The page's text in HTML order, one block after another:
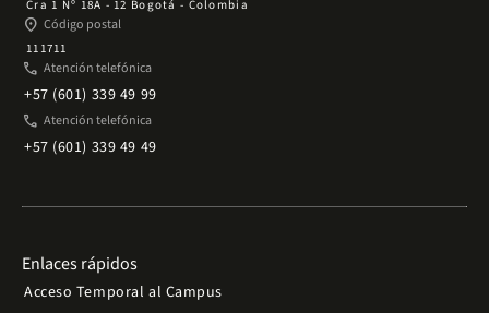
Cra 1 Nº 18A - 12 Bogotá - Colombia
place Código postal
111711
phone Atención telefónica
+57 (601) 339 49 99
phone Atención telefónica
+57 (601) 339 49 49
Enlaces rápidos
Acceso Temporal al Campus